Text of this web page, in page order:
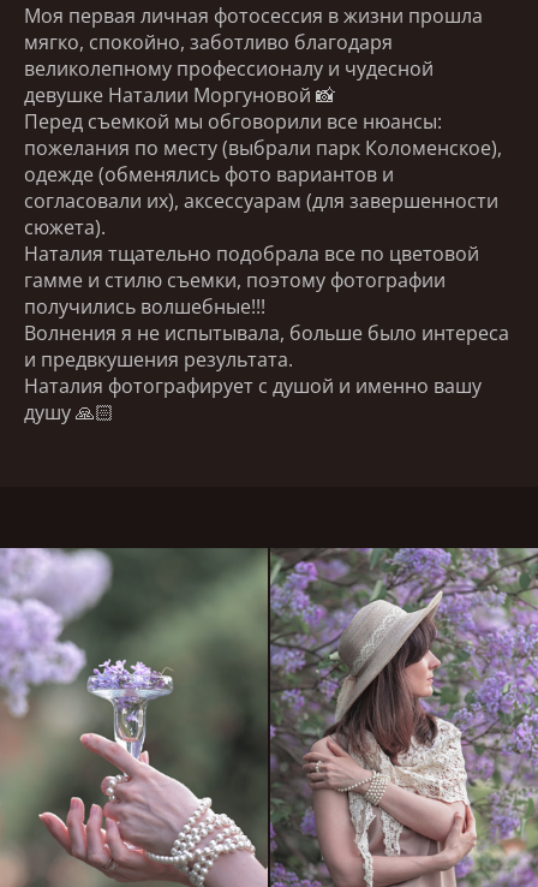
Моя первая личная фотосессия в жизни прошла
мягко, спокойно, заботливо благодаря
великолепному профессионалу и чудесной
девушке Наталии Моргуновой 📸
Перед съемкой мы обговорили все нюансы:
пожелания по месту (выбрали парк Коломенское),
одежде (обменялись фото вариантов и
согласовали их), аксессуарам (для завершенности
сюжета).
Наталия тщательно подобрала все по цветовой
гамме и стилю съемки, поэтому фотографии
получились волшебные!!!
Волнения я не испытывала, больше было интереса
и предвкушения результата.
Наталия фотографирует с душой и именно вашу
душу 🙏🏻